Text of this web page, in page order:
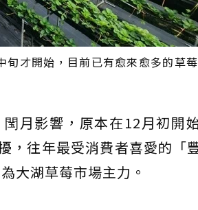
才開始，目前已有愈來愈多的草
閠月影響，原本在12月初開
，往年最受消費者喜愛的「
大湖草莓市場主力。